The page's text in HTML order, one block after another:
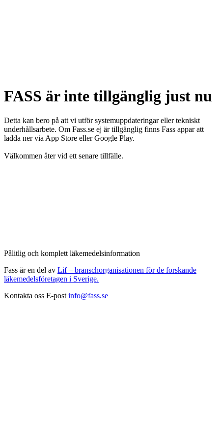
FASS är inte tillgänglig just nu
Detta kan bero på att vi utför systemuppdateringar eller tekniskt
underhållsarbete. Om Fass.se ej är tillgänglig finns Fass appar att
ladda ner via App Store eller Google Play.
Välkommen åter vid ett senare tillfälle.
Pålitlig och komplett läkemedelsinformation
Fass är en del av Lif – branschorganisationen för de forskande
läkemedelsföretagen i Sverige.
Kontakta oss E-post info@fass.se